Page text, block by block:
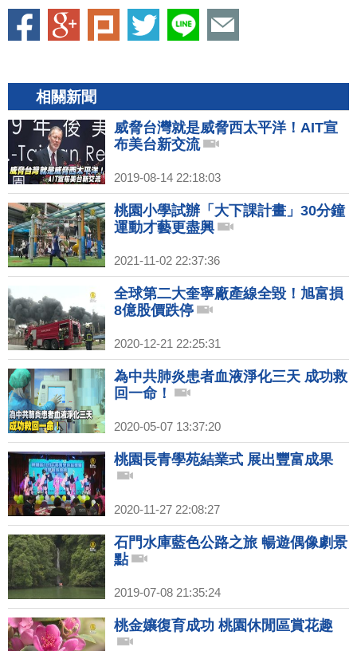
相關新聞
威脅台灣就是威脅西太平洋！AIT宣
布美台新交流
2019-08-14 22:18:03
桃園小學試辦「大下課計畫」30分鐘
運動才藝更盡興
2021-11-02 22:37:36
全球第二大奎寧廠產線全毀！旭富損
8億股價跌停
2020-12-21 22:25:31
為中共肺炎患者血液淨化三天 成功救
回一命！
2020-05-07 13:37:20
桃園長青學苑結業式 展出豐富成果
2020-11-27 22:08:27
石門水庫藍色公路之旅 暢遊偶像劇景
點
2019-07-08 21:35:24
桃金孃復育成功 桃園休閒區賞花趣